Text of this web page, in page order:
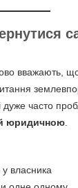
вважають,
дуже часто
й юридичною
у власника